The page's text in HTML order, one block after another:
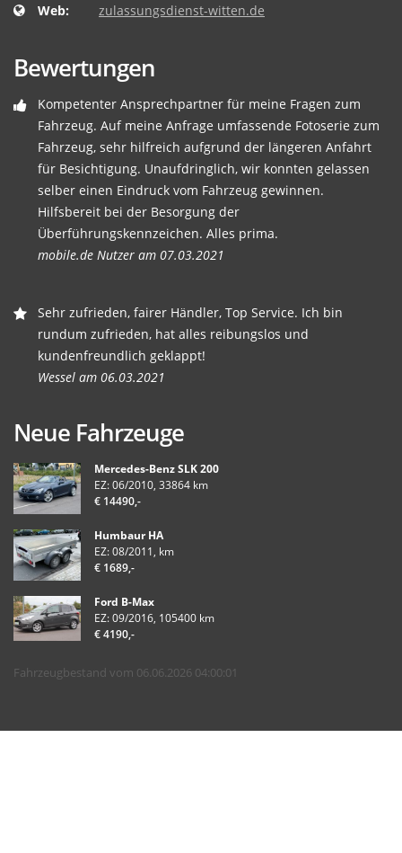
Web: zulassungsdienst-witten.de
Bewertungen
Kompetenter Ansprechpartner für meine Fragen zum
Fahrzeug. Auf meine Anfrage umfassende Fotoserie zum
Fahrzeug, sehr hilfreich aufgrund der längeren Anfahrt
für Besichtigung. Unaufdringlich, wir konnten gelassen
selber einen Eindruck vom Fahrzeug gewinnen.
Hilfsbereit bei der Besorgung der
Überführungskennzeichen. Alles prima.
mobile.de Nutzer am 07.03.2021
Sehr zufrieden, fairer Händler, Top Service. Ich bin
rundum zufrieden, hat alles reibungslos und
kundenfreundlich geklappt!
Wessel am 06.03.2021
Neue Fahrzeuge
Mercedes-Benz SLK 200
EZ: 06/2010, 33864 km
€ 14490,-
Humbaur HA
EZ: 08/2011, km
€ 1689,-
Ford B-Max
EZ: 09/2016, 105400 km
€ 4190,-
Fahrzeugbestand vom 06.06.2026 04:00:01